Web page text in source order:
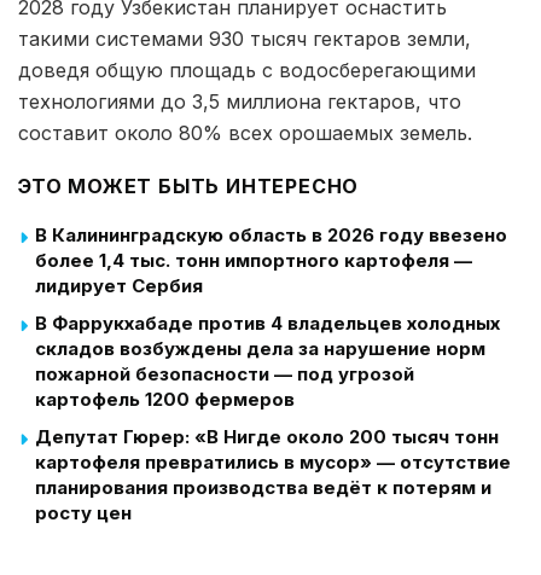
2028 году Узбекистан планирует оснастить
такими системами 930 тысяч гектаров земли,
доведя общую площадь с водосберегающими
технологиями до 3,5 миллиона гектаров, что
составит около 80% всех орошаемых земель.
ЭТО МОЖЕТ БЫТЬ ИНТЕРЕСНО
В Калининградскую область в 2026 году ввезено
более 1,4 тыс. тонн импортного картофеля —
лидирует Сербия
В Фаррукхабаде против 4 владельцев холодных
складов возбуждены дела за нарушение норм
пожарной безопасности — под угрозой
картофель 1200 фермеров
Депутат Гюрер: «В Нигде около 200 тысяч тонн
картофеля превратились в мусор» — отсутствие
планирования производства ведёт к потерям и
росту цен